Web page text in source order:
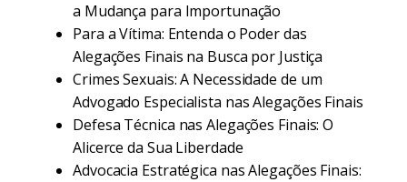
a Mudança para Importunação
Para a Vítima: Entenda o Poder das
Alegações Finais na Busca por Justiça
Crimes Sexuais: A Necessidade de um
Advogado Especialista nas Alegações Finais
Defesa Técnica nas Alegações Finais: O
Alicerce da Sua Liberdade
Advocacia Estratégica nas Alegações Finais: